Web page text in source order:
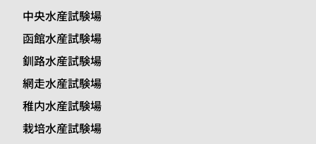
中央水産試験場
函館水産試験場
釧路水産試験場
網走水産試験場
稚内水産試験場
栽培水産試験場